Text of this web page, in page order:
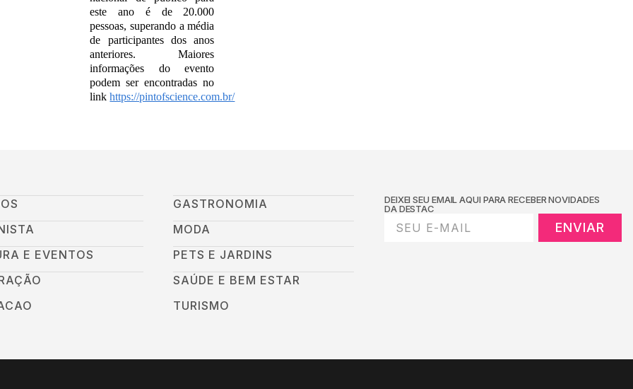
este ano é de 20.000
pessoas, superando a média
de participantes dos anos
anteriores. Maiores
informações do evento
podem ser encontradas no
linkhttps://pintofscience.com.br/
E EVENTOS
GASTRONOMIA
MODA
PETS E JARDINS
SAÚDE E BEM ESTAR
TURISMO
DEIXEI SEU EMAIL AQUI PARA RECEBER NOVIDADES
DA DESTAC
ENVIAR